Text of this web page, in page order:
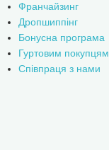
Франчайзинг
Дропшиппінг
Бонусна програма
Гуртовим покупцям
Співпраця з нами